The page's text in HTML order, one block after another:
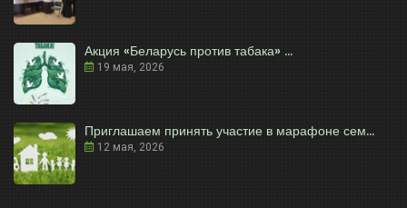
Акция «Беларусь против табака» ...
19 мая, 2026
Приглашаем принять участие в марафоне сем...
12 мая, 2026